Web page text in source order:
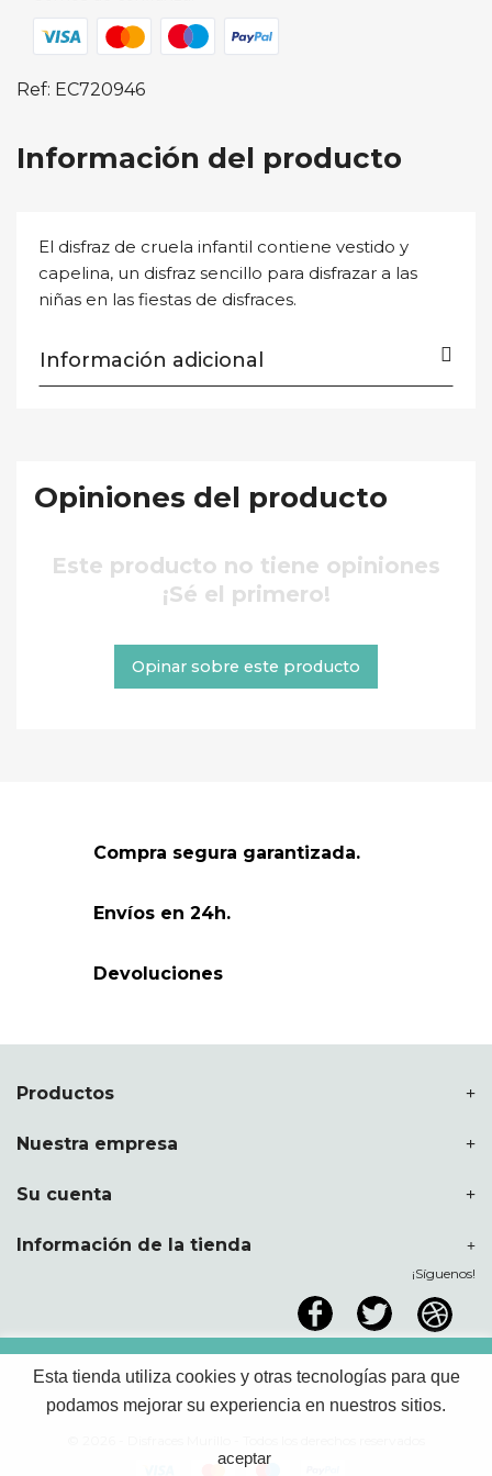
Ref: EC720946
Información del producto
El disfraz de cruela infantil contiene vestido y
capelina, un disfraz sencillo para disfrazar a las
niñas en las fiestas de disfraces.
Información adicional
Opiniones del producto
Este producto no tiene opiniones
¡Sé el primero!
Opinar sobre este producto
Compra segura garantizada.
Envíos en 24h.
Devoluciones
Productos
Nuestra empresa
Su cuenta
Información de la tienda
¡Síguenos!
Esta tienda utiliza cookies y otras tecnologías para que
podamos mejorar su experiencia en nuestros sitios.
aceptar